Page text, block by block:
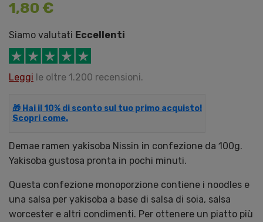
1,80 €
Siamo valutati Eccellenti
Leggi le oltre 1.200 recensioni.
🎁 Hai il 10% di sconto sul tuo primo acquisto!
Scopri come.
Demae ramen yakisoba Nissin in confezione da 100g.
Yakisoba gustosa pronta in pochi minuti.
Questa confezione monoporzione contiene i noodles e
una salsa per yakisoba a base di salsa di soia, salsa
worcester e altri condimenti. Per ottenere un piatto più